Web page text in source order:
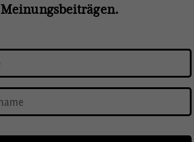
Meinungsbeiträgen.